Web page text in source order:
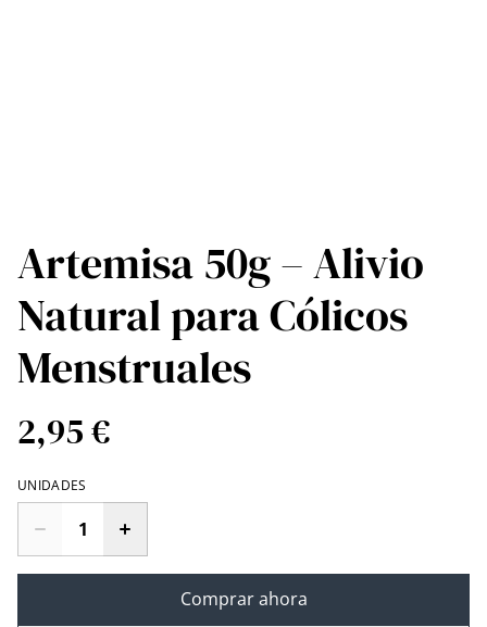
Artemisa 50g – Alivio
Natural para Cólicos
Menstruales
2,95 €
UNIDADES
Comprar ahora